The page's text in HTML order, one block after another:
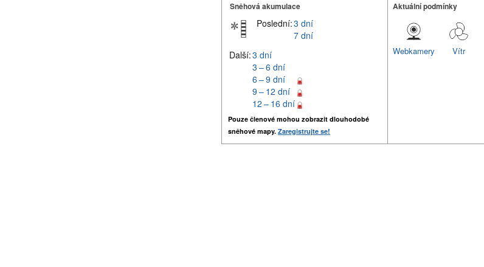
Sněhová akumulace
Poslední:3 dní
7 dní
Další:3 dní
3 – 6 dní
6 – 9 dní
9 – 12 dní
12 – 16 dní
Pouze členové mohou zobrazit dlouhodobé
sněhové mapy. Zaregistrujte se!
Aktuální podmínky
Vítr
Webkamery